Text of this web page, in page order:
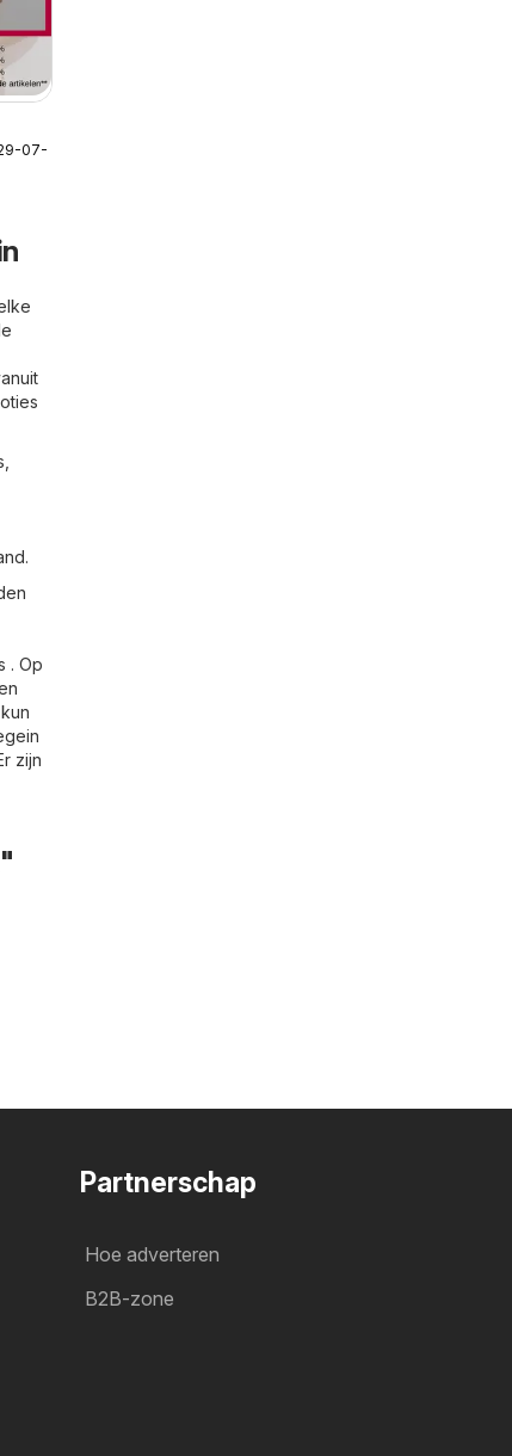
07-2026
. Op
zijn
Partnerschap
Hoe adverteren
B2B-zone